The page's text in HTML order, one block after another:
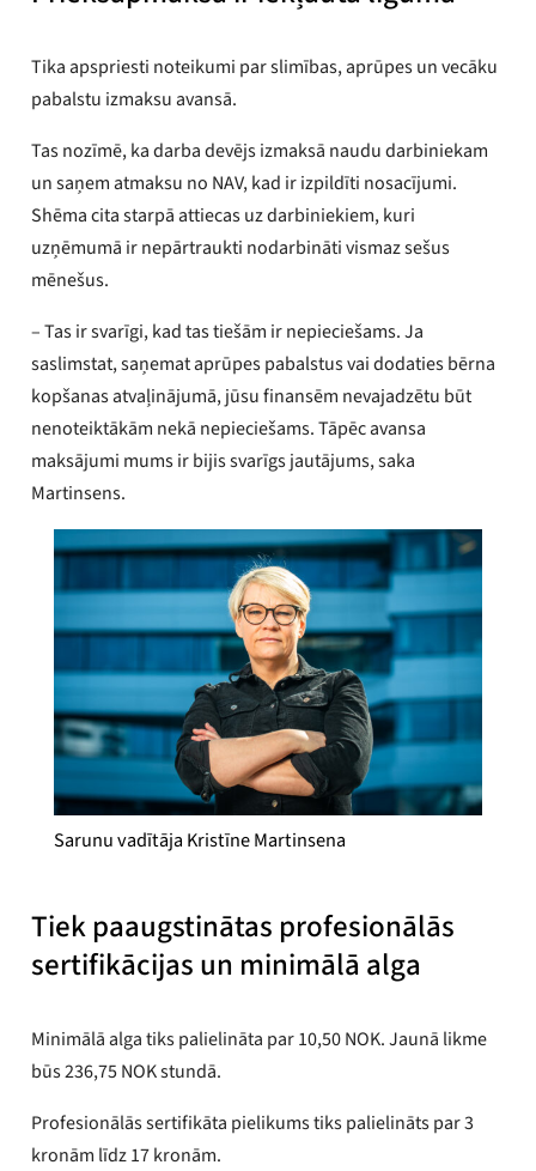
Tika apspriesti noteikumi par slimības, aprūpes un vecāku
pabalstu izmaksu avansā.
Tas nozīmē, ka darba devējs izmaksā naudu darbiniekam
un saņem atmaksu no NAV, kad ir izpildīti nosacījumi.
Shēma cita starpā attiecas uz darbiniekiem, kuri
uzņēmumā ir nepārtraukti nodarbināti vismaz sešus
mēnešus.
– Tas ir svarīgi, kad tas tiešām ir nepieciešams. Ja
saslimstat, saņemat aprūpes pabalstus vai dodaties bērna
kopšanas atvaļinājumā, jūsu finansēm nevajadzētu būt
nenoteiktākām nekā nepieciešams. Tāpēc avansa
maksājumi mums ir bijis svarīgs jautājums, saka
Martinsens.
Sarunu vadītāja Kristīne Martinsena
Tiek paaugstinātas profesionālās
sertifikācijas un minimālā alga
Minimālā alga tiks palielināta par 10,50 NOK. Jaunā likme
būs 236,75 NOK stundā.
Profesionālās sertifikāta pielikums tiks palielināts par 3
kronām līdz 17 kronām.